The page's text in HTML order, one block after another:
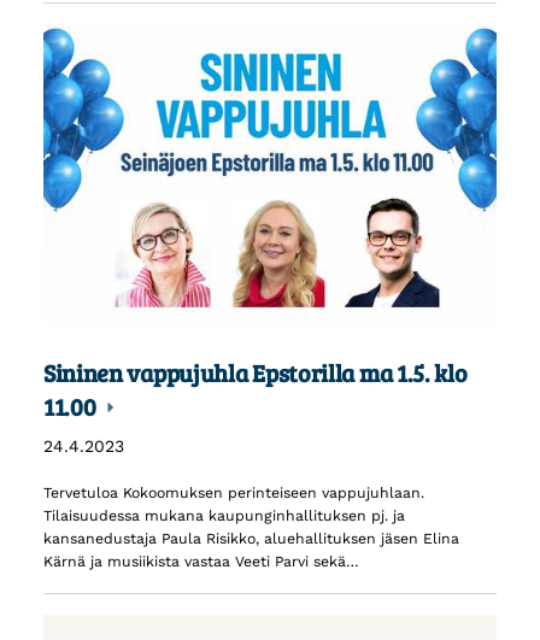
Sininen vappujuhla Epstorilla ma 1.5. klo
11.00
24.4.2023
Tervetuloa Kokoomuksen perinteiseen vappujuhlaan.
Tilaisuudessa mukana kaupunginhallituksen pj. ja
kansanedustaja Paula Risikko, aluehallituksen jäsen Elina
Kärnä ja musiikista vastaa Veeti Parvi sekä…